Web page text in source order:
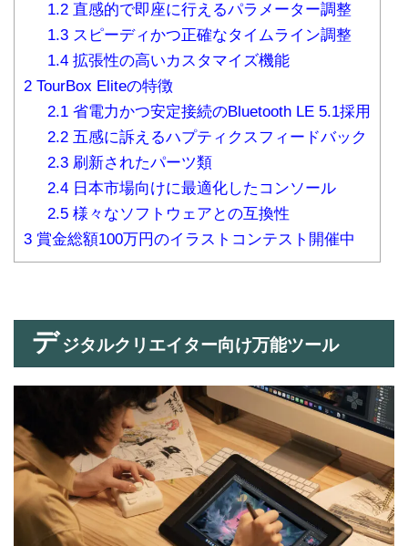
1.2直感的で即座に行えるパラメーター調整
1.3スピーディかつ正確なタイムライン調整
1.4拡張性の高いカスタマイズ機能
2 TourBox Eliteの特徴
2.1省電力かつ安定接続のBluetooth LE 5.1採用
2.2五感に訴えるハプティクスフィードバック
2.3刷新されたパーツ類
2.4日本市場向けに最適化したコンソール
2.5様々なソフトウェアとの互換性
3 賞金総額100万円のイラストコンテスト開催中
デ ジタルクリエイター向け万能ツール